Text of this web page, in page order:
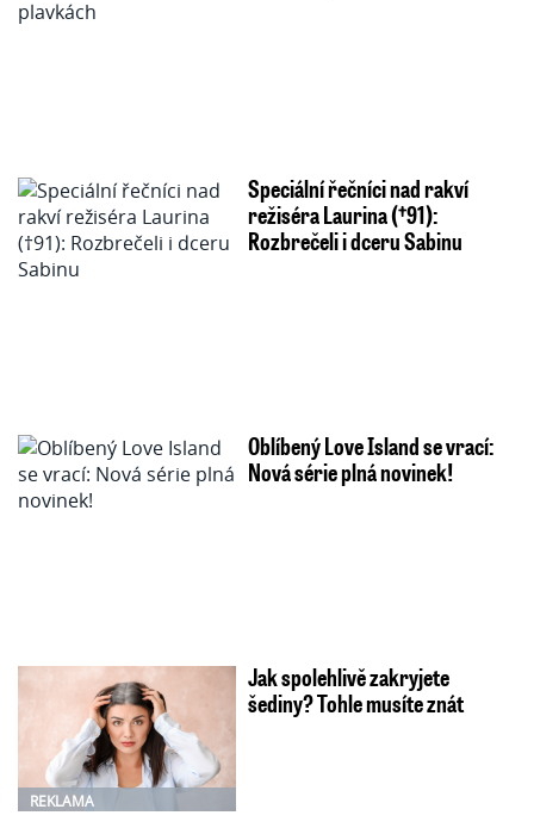
Speciální řečníci nad rakví
režiséra Laurina (†91):
Rozbrečeli i dceru Sabinu
Oblíbený Love Island se vrací:
Nová série plná novinek!
REKLAMA
Jak spolehlivě zakryjete
šediny? Tohle musíte znát